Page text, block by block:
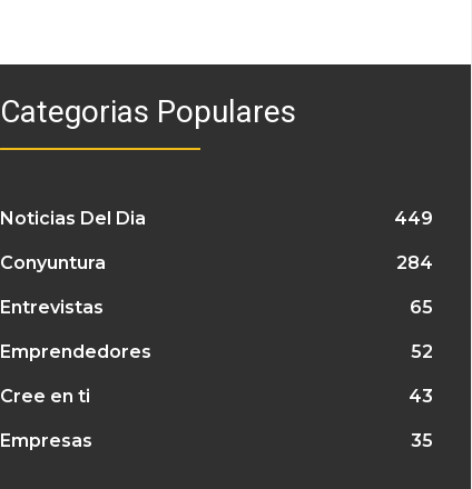
Categorias Populares
Noticias Del Dia 449
Conyuntura 284
Entrevistas 65
Emprendedores 52
Cree en ti 43
Empresas 35